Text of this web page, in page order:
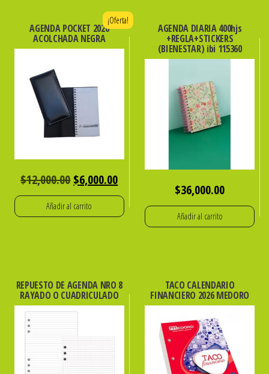
AGENDA POCKET 2026
ACOLCHADA NEGRA
¡Oferta!
$12,000.00 El
precio
original
$6,000.00El
precio
actual
Añadir al carrito
AGENDA DIARIA 400hjs
+REGLA+STICKERS
(BIENESTAR) ibi 115360
$36,000.00
Añadir al carrito
REPUESTO DE AGENDA NRO 8
RAYADO O CUADRICULADO
TACO CALENDARIO
FINANCIERO 2026 MEDORO